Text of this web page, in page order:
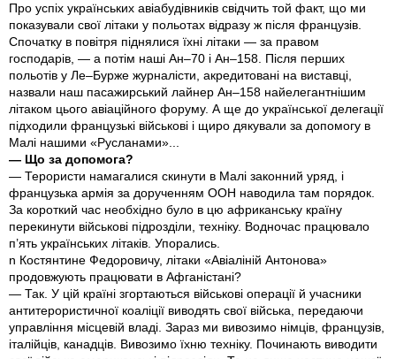
Про успіх українських авіабудівників свідчить той факт, що ми
показували свої літаки у польотах відразу ж після французів.
Спочатку в повітря піднялися їхні літаки — за правом
господарів, — а потім наші Ан–70 і Ан–158. Після перших
польотів у Ле–Бурже журналісти, акредитовані на виставці,
назвали наш пасажирський лайнер Ан–158 найелегантнішим
літаком цього авіаційного форуму. А ще до української делегації
підходили французькі військові і щиро дякували за допомогу в
Малі нашими «Русланами»...
— Що за допомога?
— Терористи намагалися скинути в Малі законний уряд, і
французька армія за дорученням ООН наводила там порядок.
За короткий час необхідно було в цю африканську країну
перекинути військові підрозділи, техніку. Водночас працювало
п’ять українських літаків. Упорались.
n Костянтине Федоровичу, літаки «Авіаліній Антонова»
продовжують працювати в Афганістані?
— Так. У цій країні згортаються військові операції й учасники
антитерористичної коаліції виводять свої війська, передаючи
управління місцевій владі. Зараз ми вивозимо німців, французів,
італійців, канадців. Вивозимо їхню техніку. Починають виводити